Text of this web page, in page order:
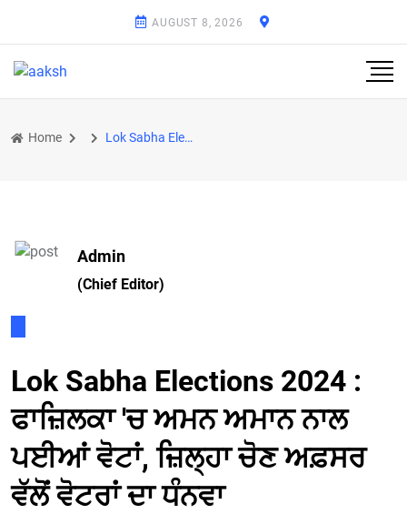
AUGUST 8, 2026
Home Lok Sabha Elections 2024 : ਫਾਜ਼ਿਲਕਾ 'ਚ ਅਮਨ ਅਮਾਨ ਨਾਲ ਪਈਆਂ ਵੋਟਾਂ, ਜ਼ਿਲ੍ਹਾ ਚੋਣ ਅਫ਼ਸਰ ਵੱਲੋਂ ਵੋਟਰਾਂ ਦਾ ਧੰਨਵਾ
Admin
(Chief Editor)
Lok Sabha Elections 2024 :
ਫਾਜ਼ਿਲਕਾ 'ਚ ਅਮਨ ਅਮਾਨ ਨਾਲ
ਪਈਆਂ ਵੋਟਾਂ, ਜ਼ਿਲ੍ਹਾ ਚੋਣ ਅਫ਼ਸਰ
ਵੱਲੋਂ ਵੋਟਰਾਂ ਦਾ ਧੰਨਵਾ